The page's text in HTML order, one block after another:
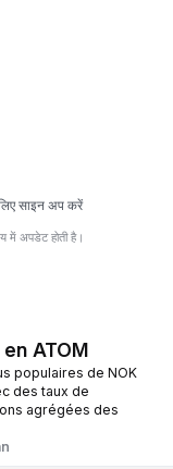
साइन अप करें
में अपडेट होती है।
ATOM
populaires de NOK
des taux de
agrégées des